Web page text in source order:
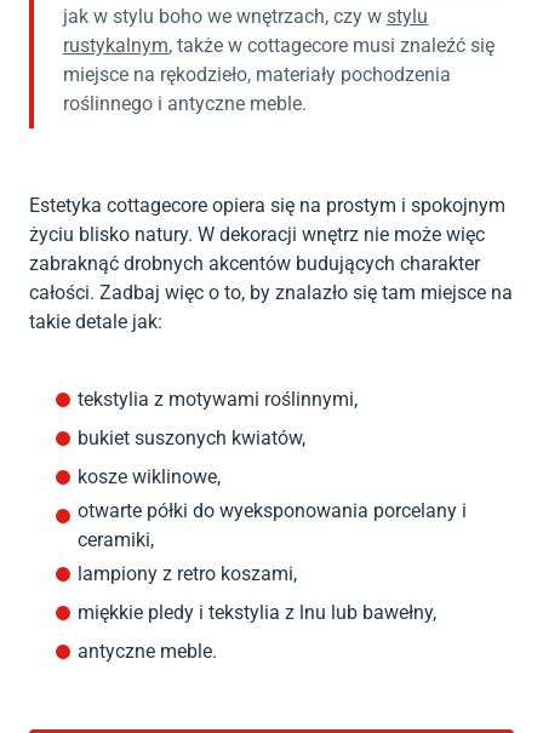
jak w stylu boho we wnętrzach, czy w stylu
rustykalnym, także w cottagecore musi znaleźć się
miejsce na rękodzieło, materiały pochodzenia
roślinnego i antyczne meble.
Estetyka cottagecore opiera się na prostym i spokojnym
życiu blisko natury. W dekoracji wnętrz nie może więc
zabraknąć drobnych akcentów budujących charakter
całości. Zadbaj więc o to, by znalazło się tam miejsce na
takie detale jak:
tekstylia z motywami roślinnymi,
bukiet suszonych kwiatów,
kosze wiklinowe,
otwarte półki do wyeksponowania porcelany i
ceramiki,
lampiony z retro koszami,
miękkie pledy i tekstylia z lnu lub bawełny,
antyczne meble.